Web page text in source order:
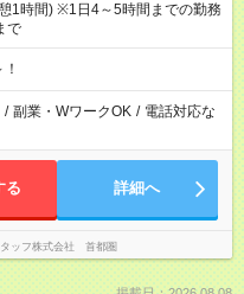
時間) ※1日4～5時間までの勤務
で
/ 副業・WワークOK / 電話対応な
る 詳細へ
ッフ株式会社 首都圏